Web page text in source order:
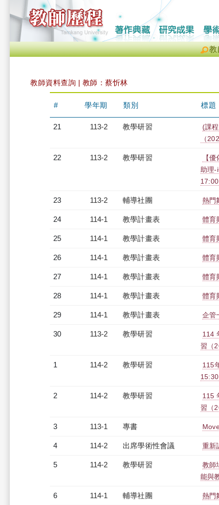
教
教師資料查詢 | 教師：蔡忻林
# 學年期 類別 標題
21 113-2 教學研習
(課
（
22 113-2 教學研習
【
助理-
23 113-2 輔導社團 熱門
24 114-1 教學計畫表 體育
25 114-1 教學計畫表 體育
26 114-1 教學計畫表 體育
27 114-1 教學計畫表 體育
28 114-1 教學計畫表 體育
29 114-1 教學計畫表 企管
30 113-2 教學研習
114
習（
1 114-2 教學研習
115
2 114-2 教學研習
115
習（
3 113-1 專書
4 114-2 出席學術性會議 重新
5 114-2 教學研習
教師
能與
6 114-1 輔導社團 熱門